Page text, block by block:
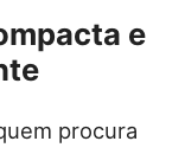
e
procura